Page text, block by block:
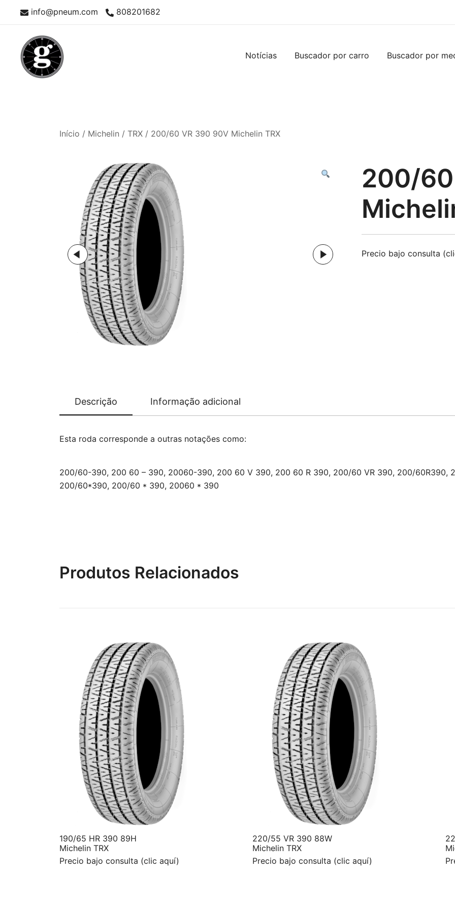
info@pneum.com 808201682
Notícias Buscador por carro Buscador por
Início / Michelin / TRX / 200/60 VR 390 90V Michelin TRX
200/
Precio bajo consulta
Descrição Informação adicional
Esta roda corresponde a outras notações como:
200/60-390, 200 60 – 390, 20060-390, 200 60 V 390, 200 60 R 390, 200/60 VR 390, 200/60R390,
200/60*390, 200/60 * 390, 20060 * 390
Produtos Relacionados
190/65 HR 390 89H
Michelin TRX
Precio bajo consulta (clic aquí)
220/55 VR 390 88W
Michelin TRX
Precio bajo consulta (clic aquí)